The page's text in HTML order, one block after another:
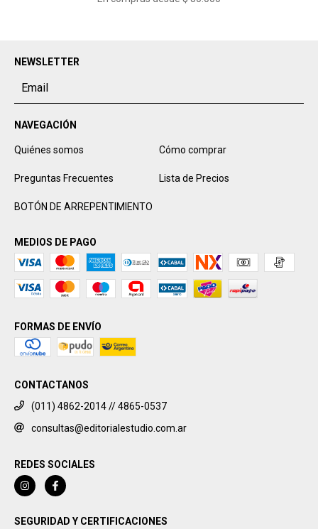
NEWSLETTER
NAVEGACIÓN
Quiénes somos Cómo comprar
Preguntas Frecuentes Lista de Precios
BOTÓN DE ARREPENTIMIENTO
MEDIOS DE PAGO
FORMAS DE ENVÍO
CONTACTANOS
(011) 4862-2014 // 4865-0537
consultas@editorialestudio.com.ar
REDES SOCIALES
SEGURIDAD Y CERTIFICACIONES